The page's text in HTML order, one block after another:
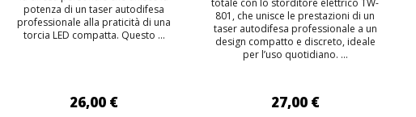
potenza di un taser autodifesa
professionale alla praticità di una
torcia LED compatta. Questo ...
26,00 €
totale con lo storditore elettrico TW-
801, che unisce le prestazioni di un
taser autodifesa professionale a un
design compatto e discreto, ideale
per l’uso quotidiano. ...
27,00 €